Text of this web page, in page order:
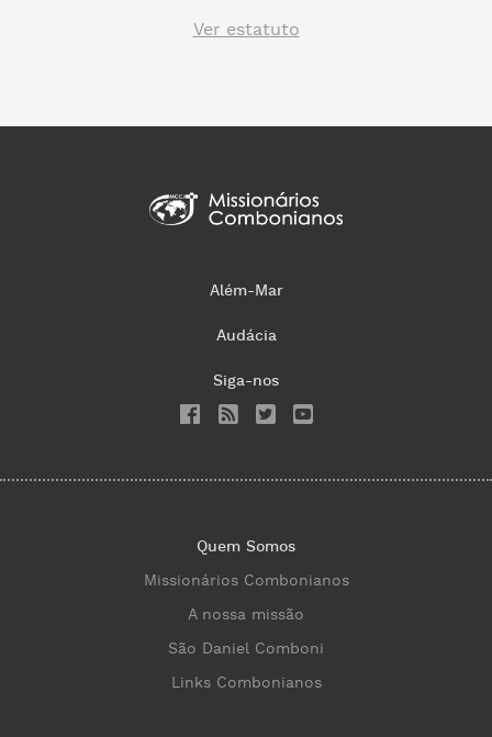
Ver estatuto
Além-Mar
Audácia
Siga-nos
Quem Somos
Missionários Combonianos
A nossa missão
São Daniel Comboni
Links Combonianos